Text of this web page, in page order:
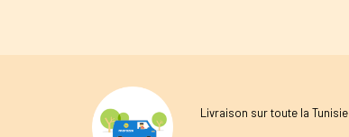
Livraison sur toute la Tunisie